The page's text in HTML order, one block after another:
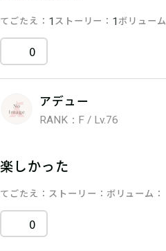
てごたえ 1 ストーリー 1 ボリューム
0
アデュー
RANK：F / Lv.76
楽しかった
てごたえ ストーリー ボリューム
0